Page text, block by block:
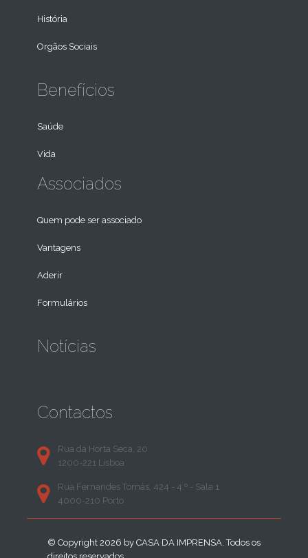
História
Orgãos Sociais
Benefícios
Saúde
Vida
Associados
Quem pode ser associado
Vantagens
Aderir
Formulários
Notícias
Contactos
Rua da Horta Seca, 20
1200-221 Lisboa
Rua Fernandes Tomás, 424 - 4.º - Sala 1
4000-210 Porto
© Copyright 2026 by CASA DA IMPRENSA . Todos os